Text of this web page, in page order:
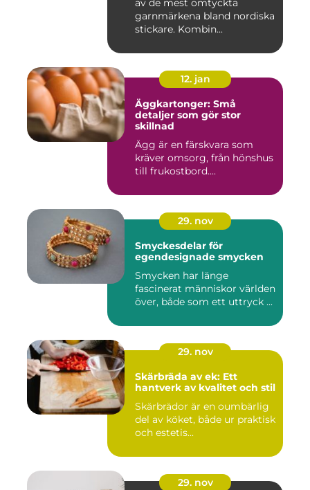
av de mest omtyckta
garnmärkena bland nordiska
stickare. Kombin...
12. jan
Äggkartonger: Små
detaljer som gör stor
skillnad
Ägg är en färskvara som
kräver omsorg, från hönshus
till frukostbord....
29. nov
Smyckesdelar för
egendesignade smycken
Smycken har länge
fascinerat människor världen
över, både som ett uttryck ...
29. nov
Skärbräda av ek: Ett
hantverk av kvalitet och stil
Skärbrädor är en oumbärlig
del av köket, både ur praktisk
och estetis...
29. nov